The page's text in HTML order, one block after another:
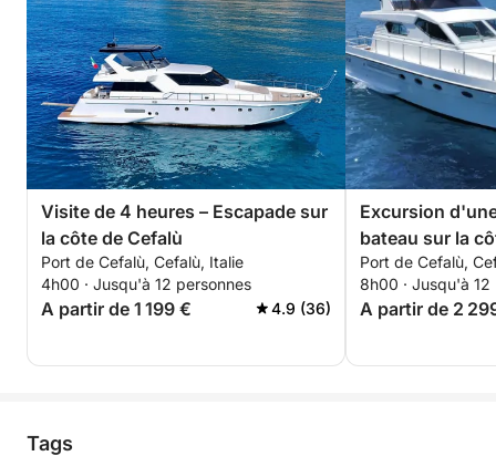
Visite de 4 heures – Escapade sur
la côte de Cefalù
Port de Cefalù, Cefalù, Italie
4h00 · Jusqu'à 12 personnes
A partir de 1 199 € 4.9 (36)
Excursion
bateau sur la
déjeuner sicilien
Port de Cefalù,
8h00 · Jusqu'à 12
A partir de 2
Tags